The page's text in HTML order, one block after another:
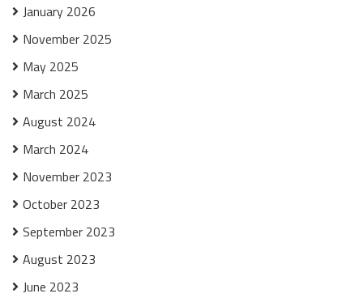
January 2026
November 2025
May 2025
March 2025
August 2024
March 2024
November 2023
October 2023
September 2023
August 2023
June 2023